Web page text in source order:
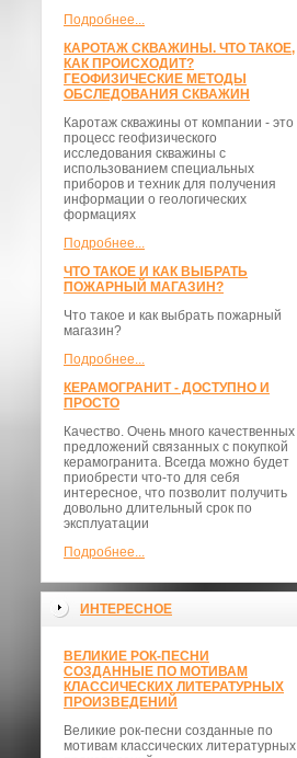
Подробнее...
КАРОТАЖ СКВАЖИНЫ. ЧТО ТАКОЕ,
КАК ПРОИСХОДИТ?
ГЕОФИЗИЧЕСКИЕ МЕТОДЫ
ОБСЛЕДОВАНИЯ СКВАЖИН
Каротаж скважины от компании - это
процесс геофизического
исследования скважины с
использованием специальных
приборов и техник для получения
информации о геологических
формациях
Подробнее...
ЧТО ТАКОЕ И КАК ВЫБРАТЬ
ПОЖАРНЫЙ МАГАЗИН?
Что такое и как выбрать пожарный
магазин?
Подробнее...
КЕРАМОГРАНИТ - ДОСТУПНО И
ПРОСТО
Качество. Очень много качественных
предложений связанных с покупкой
керамогранита. Всегда можно будет
приобрести что-то для себя
интересное, что позволит получить
довольно длительный срок по
эксплуатации
Подробнее...
ИНТЕРЕСНОЕ
ВЕЛИКИЕ РОК-ПЕСНИ
СОЗДАННЫЕ ПО МОТИВАМ
КЛАССИЧЕСКИХ ЛИТЕРАТУРНЫХ
ПРОИЗВЕДЕНИЙ
Великие рок-песни созданные по
мотивам классических литературных